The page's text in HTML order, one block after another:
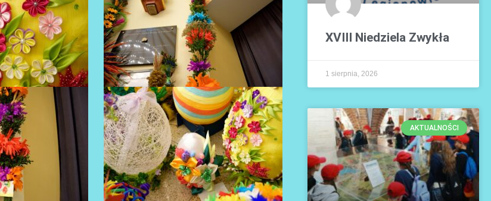
XVIII Niedziela Zwykła
1 sierpnia, 2026
AKTUALNOŚCI